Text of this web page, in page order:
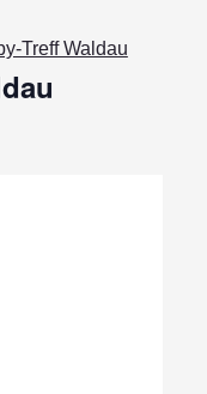
Treff Waldau